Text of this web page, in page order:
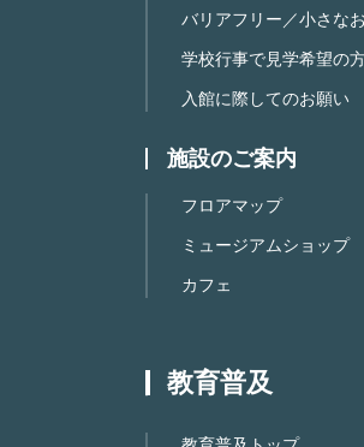
バリアフリー／小さな
学校行事で見学希望の
入館に際してのお願い
施設のご案内
フロアマップ
ミュージアムショップ
カフェ
教育普及